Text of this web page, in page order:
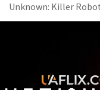
Unknown: Killer